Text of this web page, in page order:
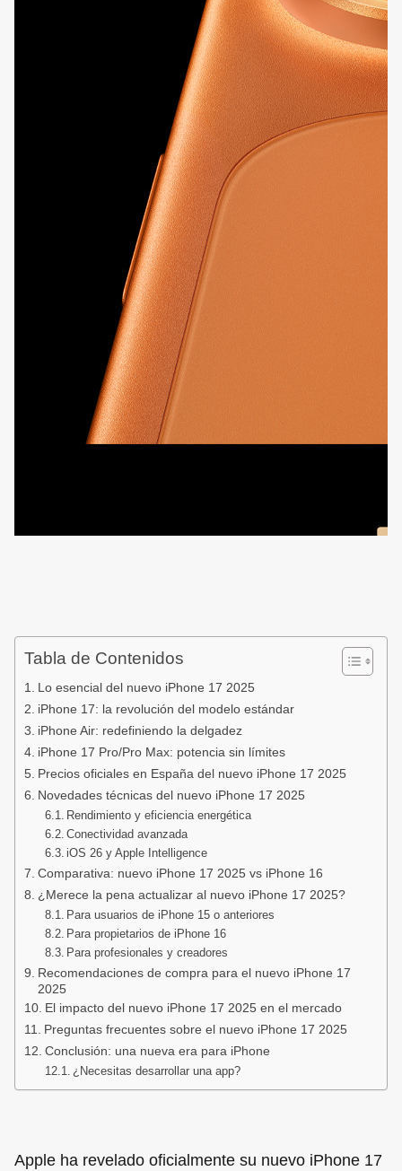
Tabla de Contenidos
Lo esencial del nuevo iPhone 17 2025
iPhone 17: la revolución del modelo estándar
iPhone Air: redefiniendo la delgadez
iPhone 17 Pro/Pro Max: potencia sin límites
Precios oficiales en España del nuevo iPhone 17 2025
Novedades técnicas del nuevo iPhone 17 2025
Rendimiento y eficiencia energética
Conectividad avanzada
iOS 26 y Apple Intelligence
Comparativa: nuevo iPhone 17 2025 vs iPhone 16
¿Merece la pena actualizar al nuevo iPhone 17 2025?
Para usuarios de iPhone 15 o anteriores
Para propietarios de iPhone 16
Para profesionales y creadores
Recomendaciones de compra para el nuevo iPhone 17
2025
El impacto del nuevo iPhone 17 2025 en el mercado
Preguntas frecuentes sobre el nuevo iPhone 17 2025
Conclusión: una nueva era para iPhone
¿Necesitas desarrollar una app?
Apple ha revelado oficialmente su nuevo iPhone 17